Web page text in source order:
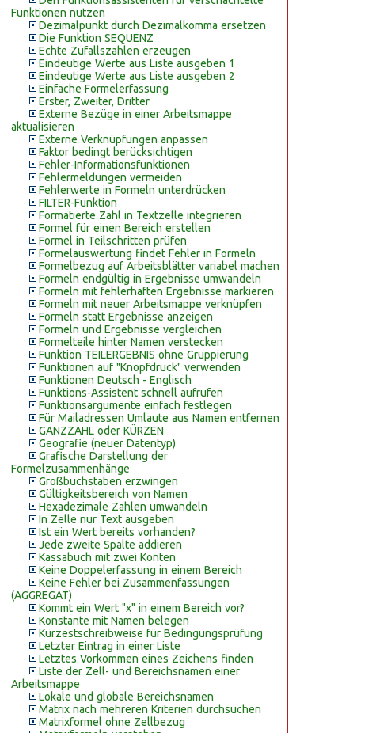
Funktionen nutzen
Dezimalpunkt durch Dezimalkomma ersetzen
Die Funktion SEQUENZ
Echte Zufallszahlen erzeugen
Eindeutige Werte aus Liste ausgeben 1
Eindeutige Werte aus Liste ausgeben 2
Einfache Formelerfassung
Erster, Zweiter, Dritter
Externe Bezüge in einer Arbeitsmappe
aktualisieren
Externe Verknüpfungen anpassen
Faktor bedingt berücksichtigen
Fehler-Informationsfunktionen
Fehlermeldungen vermeiden
Fehlerwerte in Formeln unterdrücken
FILTER-Funktion
Formatierte Zahl in Textzelle integrieren
Formel für einen Bereich erstellen
Formel in Teilschritten prüfen
Formelauswertung findet Fehler in Formeln
Formelbezug auf Arbeitsblätter variabel machen
Formeln endgültig in Ergebnisse umwandeln
Formeln mit fehlerhaften Ergebnisse markieren
Formeln mit neuer Arbeitsmappe verknüpfen
Formeln statt Ergebnisse anzeigen
Formeln und Ergebnisse vergleichen
Formelteile hinter Namen verstecken
Funktion TEILERGEBNIS ohne Gruppierung
Funktionen auf "Knopfdruck" verwenden
Funktionen Deutsch - Englisch
Funktions-Assistent schnell aufrufen
Funktionsargumente einfach festlegen
Für Mailadressen Umlaute aus Namen entfernen
GANZZAHL oder KÜRZEN
Geografie (neuer Datentyp)
Grafische Darstellung der
Formelzusammenhänge
Großbuchstaben erzwingen
Gültigkeitsbereich von Namen
Hexadezimale Zahlen umwandeln
In Zelle nur Text ausgeben
Ist ein Wert bereits vorhanden?
Jede zweite Spalte addieren
Kassabuch mit zwei Konten
Keine Doppelerfassung in einem Bereich
Keine Fehler bei Zusammenfassungen
(AGGREGAT)
Kommt ein Wert "x" in einem Bereich vor?
Konstante mit Namen belegen
Kürzestschreibweise für Bedingungsprüfung
Letzter Eintrag in einer Liste
Letztes Vorkommen eines Zeichens finden
Liste der Zell- und Bereichsnamen einer
Arbeitsmappe
Lokale und globale Bereichsnamen
Matrix nach mehreren Kriterien durchsuchen
Matrixformel ohne Zellbezug